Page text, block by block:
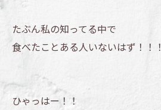
たぶん私の知ってる中で
食べたことある人いないはず！！！
ひゃっはー！！